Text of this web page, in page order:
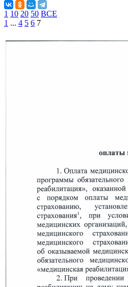
1 10 20 50 ВСЕ
1 ... 4 5 6 7